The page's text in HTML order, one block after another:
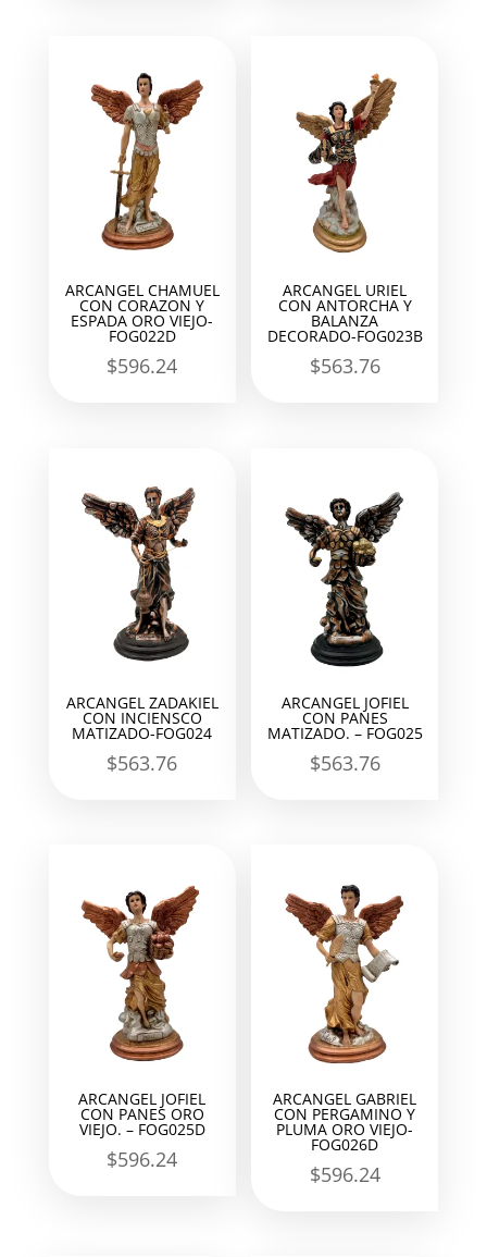
ARCANGEL CHAMUEL
CON CORAZON Y
ESPADA ORO VIEJO-
FOG022D
$596.24
ARCANGEL URIEL
CON ANTORCHA Y
BALANZA
DECORADO-FOG023B
$563.76
ARCANGEL ZADAKIEL
CON INCIENSCO
MATIZADO-FOG024
$563.76
ARCANGEL JOFIEL
CON PANES
MATIZADO. – FOG025
$563.76
ARCANGEL JOFIEL
CON PANES ORO
VIEJO. – FOG025D
$596.24
ARCANGEL GABRIEL
CON PERGAMINO Y
PLUMA ORO VIEJO-
FOG026D
$596.24